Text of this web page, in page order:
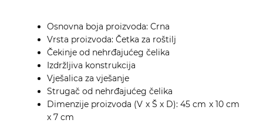
Osnovna boja proizvoda: Crna
Vrsta proizvoda: Četka za roštilj
Čekinje od nehrđajućeg čelika
Izdržljiva konstrukcija
Vješalica za vješanje
Strugač od nehrđajućeg čelika
Dimenzije proizvoda (V x Š x D): 45 cm x 10 cm
x 7 cm